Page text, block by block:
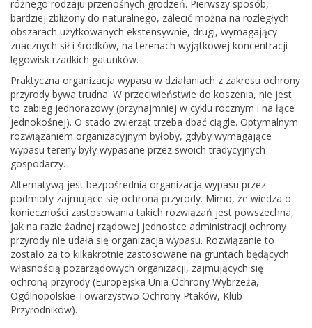
różnego rodzaju przenośnych grodzeń. Pierwszy sposób,
bardziej zbliżony do naturalnego, zalecić można na rozległych
obszarach użytkowanych ekstensywnie, drugi, wymagający
znacznych sił i środków, na terenach wyjątkowej koncentracji
lęgowisk rzadkich gatunków.
Praktyczna organizacja wypasu w działaniach z zakresu ochrony
przyrody bywa trudna. W przeciwieństwie do koszenia, nie jest
to zabieg jednorazowy (przynajmniej w cyklu rocznym i na łące
jednokośnej). O stado zwierząt trzeba dbać ciągle. Optymalnym
rozwiązaniem organizacyjnym byłoby, gdyby wymagające
wypasu tereny były wypasane przez swoich tradycyjnych
gospodarzy.
Alternatywą jest bezpośrednia organizacja wypasu przez
podmioty zajmujące się ochroną przyrody. Mimo, że wiedza o
konieczności zastosowania takich rozwiązań jest powszechna,
jak na razie żadnej rządowej jednostce administracji ochrony
przyrody nie udała się organizacja wypasu. Rozwiązanie to
zostało za to kilkakrotnie zastosowane na gruntach będących
własnością pozarządowych organizacji, zajmujących się
ochroną przyrody (Europejska Unia Ochrony Wybrzeża,
Ogólnopolskie Towarzystwo Ochrony Ptaków, Klub
Przyrodników).